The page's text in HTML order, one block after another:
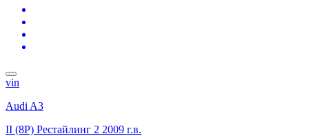
vin
Audi A3
II (8P) Рестайлинг 2 2009 г.в.